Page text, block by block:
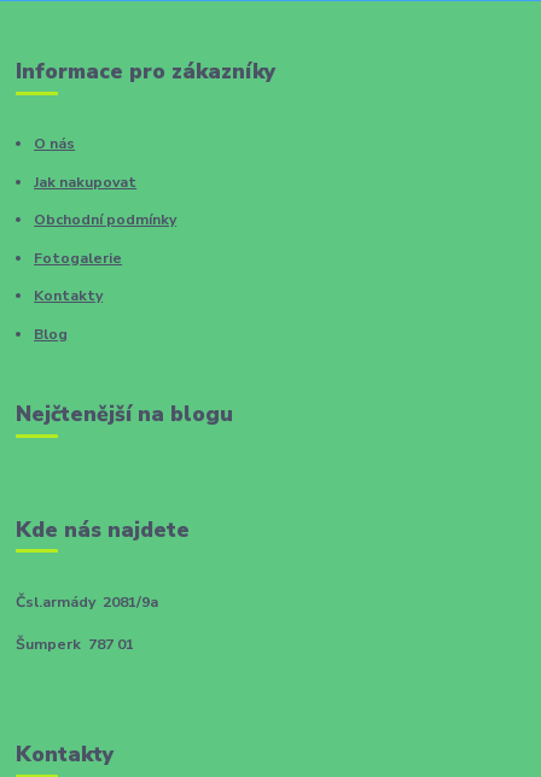
Informace pro zákazníky
O nás
Jak nakupovat
Obchodní podmínky
Fotogalerie
Kontakty
Blog
Nejčtenější na blogu
Kde nás najdete
Čsl.armády 2081/9a
Šumperk 787 01
Kontakty